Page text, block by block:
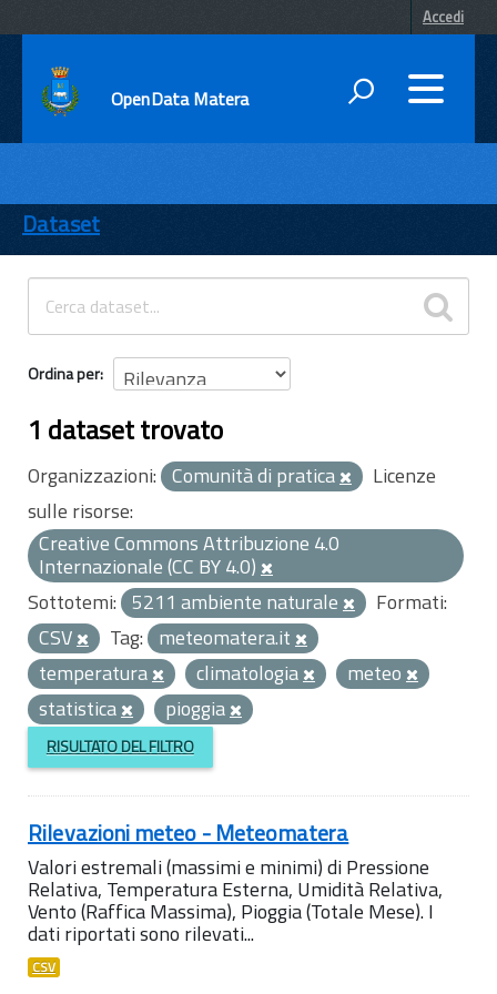
Accedi
OpenData Matera
ENTI
TEMI
INFORMAZIONI
Dataset
Ordina per
1 dataset trovato
Organizzazioni: Comunità di pratica
Licenze
sulle risorse:
Creative Commons Attribuzione 4.0
Internazionale (CC BY 4.0)
Sottotemi: 5211 ambiente naturale
Formati:
CSV
Tag: meteomatera.it
temperatura
climatologia
meteo
statistica
pioggia
RISULTATO DEL FILTRO
Rilevazioni meteo - Meteomatera
Valori estremali (massimi e minimi) di Pressione
Relativa, Temperatura Esterna, Umidità Relativa,
Vento (Raffica Massima), Pioggia (Totale Mese). I
dati riportati sono rilevati...
CSV